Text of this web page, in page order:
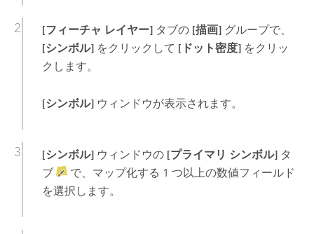
[フィーチャ レイヤー]タブの [描画]グループで、
[シンボル]をクリックして [ドット密度]をクリッ
クします。
[シンボル]ウィンドウが表示されます。
[シンボル]ウィンドウの [プライマリ シンボル]タ
ブ
で、マップ化する 1 つ以上の数値フィールド
を選択します。